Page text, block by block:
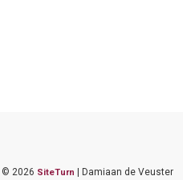
© 2026 SiteTurn | Damiaan de Veuster